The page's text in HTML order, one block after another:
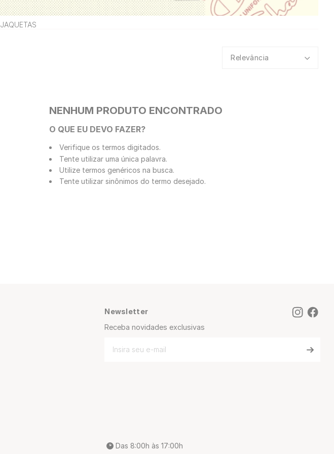
JAQUETAS
Relevância
NENHUM PRODUTO ENCONTRADO
O QUE EU DEVO FAZER?
Verifique os termos digitados.
Tente utilizar uma única palavra.
Utilize termos genéricos na busca.
Tente utilizar sinônimos do termo desejado.
Newsletter
Receba novidades exclusivas
Das 8:00h às 17:00h